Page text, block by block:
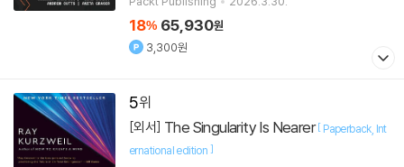
18% 65,930원
3,300원
5
[외서] The Singularity Is Nearer[ Paperback Int
ernational edition ]